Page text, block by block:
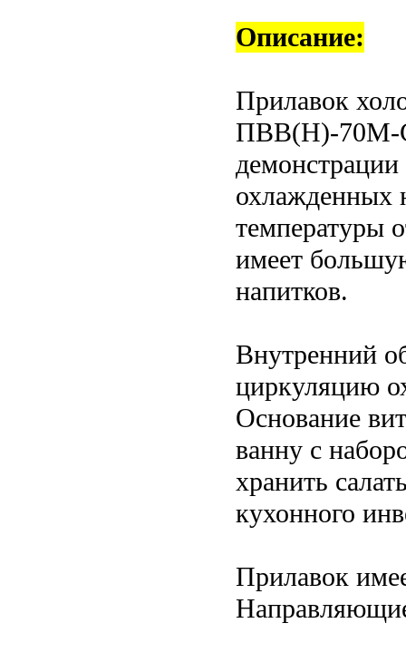
Описание:
Прилавок
ПВВ(Н)-70М-
охлажденных
температуры
имеет
напитков.
Внутренний
циркуляцию
Основание
ванну с
хранить
кухонного
Прилавок